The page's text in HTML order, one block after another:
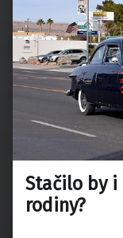
Stačilo by
rodiny?